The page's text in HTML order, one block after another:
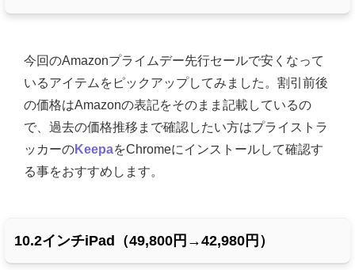
今回のAmazonプライムデー先行セールで安くなって
いるアイテムをピックアップしてみました。割引前後
の価格はAmazonの表記をそのまま記載しているの
で、過去の価格推移まで確認したい方はプライストラ
ッカーのKeepaをChromeにインストールして確認す
る事をおすすめします。
10.2インチiPad（49,800円→42,980円）